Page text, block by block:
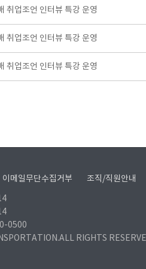
취업조언 인터뷰 특강 운영
취업조언 인터뷰 특강 운영
취업조언 인터뷰 특강 운영
이메일무단수집거부 조직/직원안내
0500
RIGHTS